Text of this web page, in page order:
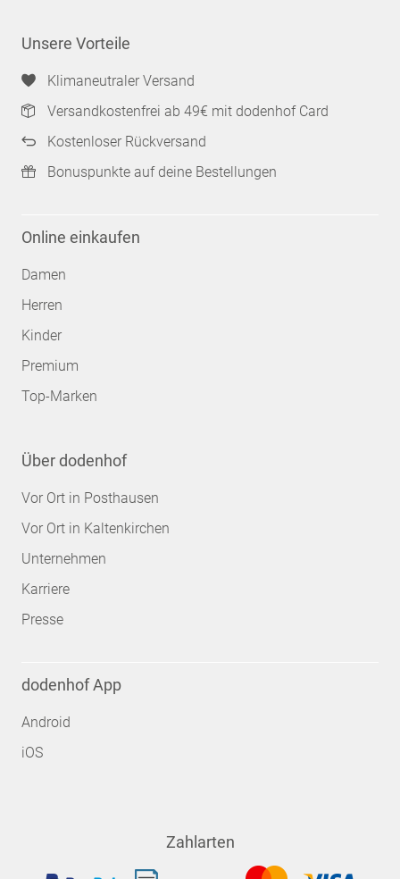
Unsere Vorteile
Klimaneutraler Versand
Versandkostenfrei ab 49€ mit dodenhof Card
Kostenloser Rückversand
Bonuspunkte auf deine Bestellungen
Online einkaufen
Damen
Herren
Kinder
Premium
Top-Marken
Über dodenhof
Vor Ort in Posthausen
Vor Ort in Kaltenkirchen
Unternehmen
Karriere
Presse
dodenhof App
Android
iOS
Zahlarten